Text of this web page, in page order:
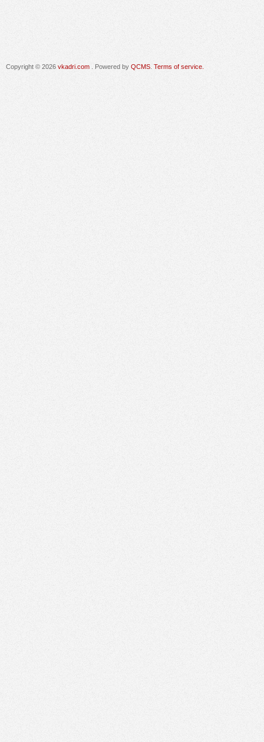
Copyright © 2026 vkadri.com . Powered by QCMS Terms of service.